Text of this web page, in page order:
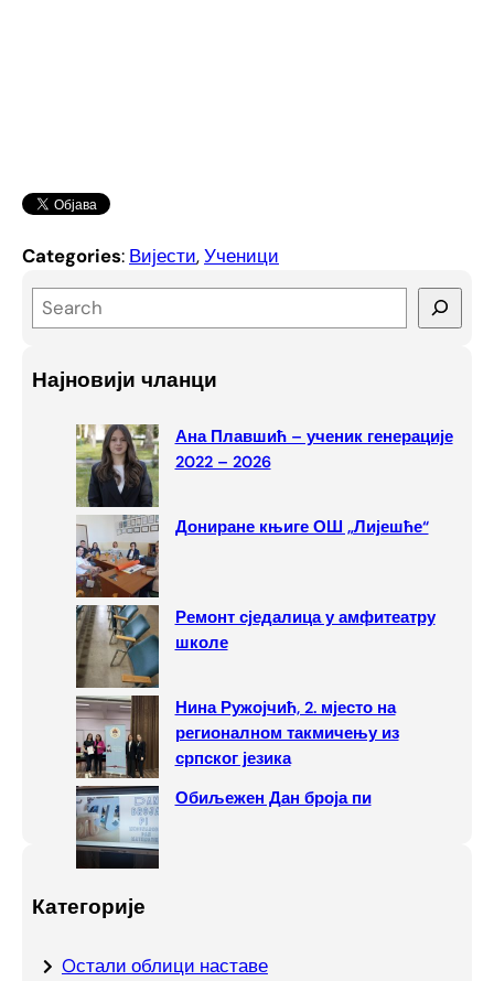
Categories: Вијести, Ученици
e
rНајновији чланци
Ана Плавшић – ученик генерације
2022 – 2026
Дониране књиге ОШ „Лијешће“
Ремонт сједалица у амфитеатру
школе
Нина Ружојчић, 2. мјесто на
регионалном такмичењу из
српског језика
Обиљежен Дан броја пи
Категорије
Oстали облици наставе